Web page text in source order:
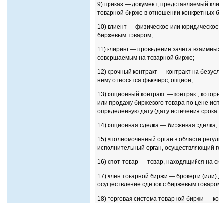
9) приказ — документ, представляемый
товарной бирже в отношении конкретных
10) клиент — физическое или
биржевым товаром;
11) клиринг — проведение зачета
совершаемым на товарной бирже;
12) срочный контракт — контракт на
нему относятся фьючерс, опцион;
13) опционный контракт — контракт,
или продажу биржевого товара по цене
определенную дату (дату истечения
14) опционная сделка — биржевая
15) уполномоченный орган в области
исполнительный орган, осуществляющий
16) спот-товар — товар, находящийся на
17) член товарной биржи — брокер и (или)
осуществление сделок с биржевым
18) торговая система товарной биржи —